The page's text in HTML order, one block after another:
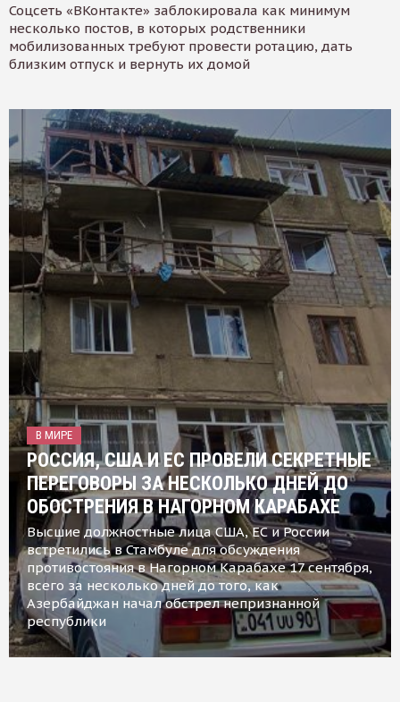
Соцсеть «ВКонтакте» заблокировала как минимум
несколько постов, в которых родственники
мобилизованных требуют провести ротацию, дать
близким отпуск и вернуть их домой
В МИРЕ
РОССИЯ, США И ЕС ПРОВЕЛИ СЕКРЕТНЫЕ
ПЕРЕГОВОРЫ ЗА НЕСКОЛЬКО ДНЕЙ ДО
ОБОСТРЕНИЯ В НАГОРНОМ КАРАБАХЕ
Высшие должностные лица США, ЕС и России
встретились в Стамбуле для обсуждения
противостояния в Нагорном Карабахе 17 сентября,
всего за несколько дней до того, как
Азербайджан начал обстрел непризнанной
республики